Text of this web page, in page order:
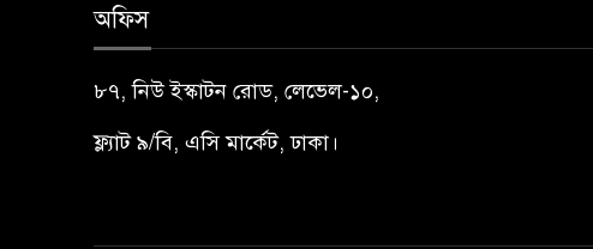
অফিস
৮৭, নিউ ইস্কাটন রোড, লেভেল-১০,
ফ্ল্যাট ৯/বি, এসি মার্কেট, ঢাকা।